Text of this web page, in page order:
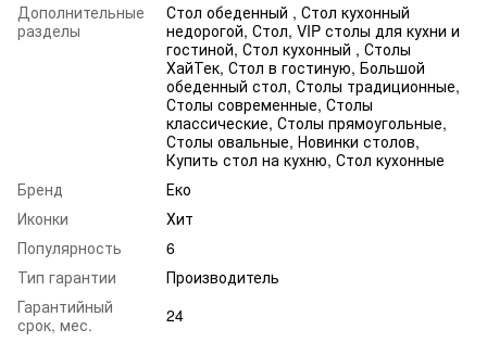
Дополнительные
разделы
Стол обеденный , Стол кухонный
недорогой, Стол, VIP столы для кухни и
гостиной, Стол кухонный , Столы
ХайТек, Стол в гостиную, Большой
обеденный стол, Столы традиционные,
Столы современные, Столы
классические, Столы прямоугольные,
Столы овальные, Новинки столов,
Купить стол на кухню, Стол кухонные
Бренд
Еко
Иконки
Хит
Популярность
6
Тип гарантии
Производитель
Гарантийный
срок, мес.
24